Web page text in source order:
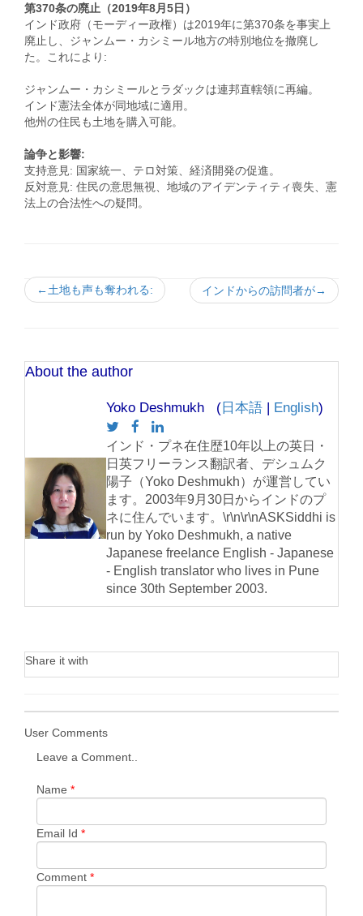
第370条の廃止（2019年8月5日）
インド政府（モーディー政権）は2019年に第370条を事実上
廃止し、ジャンムー・カシミール地方の特別地位を撤廃し
た。これにより:
ジャンムー・カシミールとラダックは連邦直轄領に再編。
インド憲法全体が同地域に適用。
他州の住民も土地を購入可能。
論争と影響:
支持意見: 国家統一、テロ対策、経済開発の促進。
反対意見: 住民の意思無視、地域のアイデンティティ喪失、憲
法上の合法性への疑問。
←土地も声も奪われる: インドからの訪問者が→
About the author
Yoko Deshmukh ( 日本語 | English)
インド・プネ在住歴10年以上の英日・
日英フリーランス翻訳者、デシュムク
陽子（Yoko Deshmukh）が運営してい
ます。2003年9月30日からインドのプ
ネに住んでいます。\r\n\r\nASKSiddhi is
run by Yoko Deshmukh, a native
Japanese freelance English - Japanese
- English translator who lives in Pune
since 30th September 2003.
Share it with
User Comments
Leave a Comment..
Name *
Email Id *
Comment *